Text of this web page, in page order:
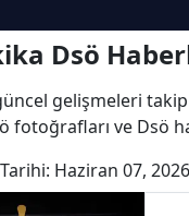
Dsö
gelişmeleri
fotoğrafları ve Dsö
Haziran 07,